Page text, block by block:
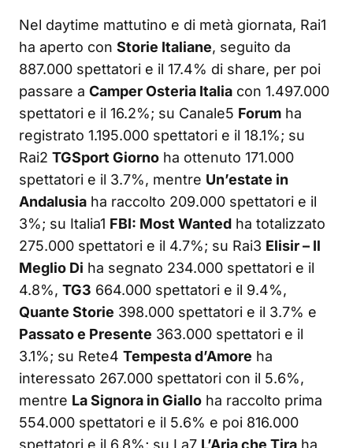
Nel daytime mattutino e di metà giornata, Rai1
ha aperto con Storie Italiane, seguito da
887.000 spettatori e il 17.4% di share, per poi
passare a Camper Osteria Italia con 1.497.000
spettatori e il 16.2%; su Canale5 Forum ha
registrato 1.195.000 spettatori e il 18.1%; su
Rai2 TGSport Giorno ha ottenuto 171.000
spettatori e il 3.7%, mentre Un’estate in
Andalusia ha raccolto 209.000 spettatori e il
3%; su Italia1 FBI: Most Wanted ha totalizzato
275.000 spettatori e il 4.7%; su Rai3 Elisir – Il
Meglio Di ha segnato 234.000 spettatori e il
4.8%, TG3 664.000 spettatori e il 9.4%,
Quante Storie 398.000 spettatori e il 3.7% e
Passato e Presente 363.000 spettatori e il
3.1%; su Rete4 Tempesta d’Amore ha
interessato 267.000 spettatori con il 5.6%,
mentre La Signora in Giallo ha raccolto prima
554.000 spettatori e il 5.6% e poi 816.000
spettatori e il 6.8%; su La7 L’Aria che Tira ha